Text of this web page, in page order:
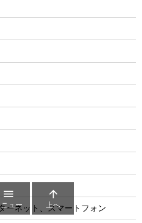
ーネット、スマートフォン

ニュー

上へ